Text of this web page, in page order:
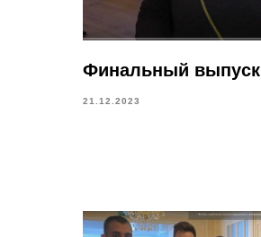
Финальный выпуск
21.12.2023